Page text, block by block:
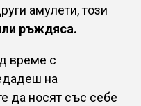
амулети, този
ръждяса.
време с
на
да носят със себе